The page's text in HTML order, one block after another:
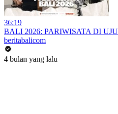
36:19
BALI 2026: PARIWISATA DI
beritabalicom
4 bulan yang lalu